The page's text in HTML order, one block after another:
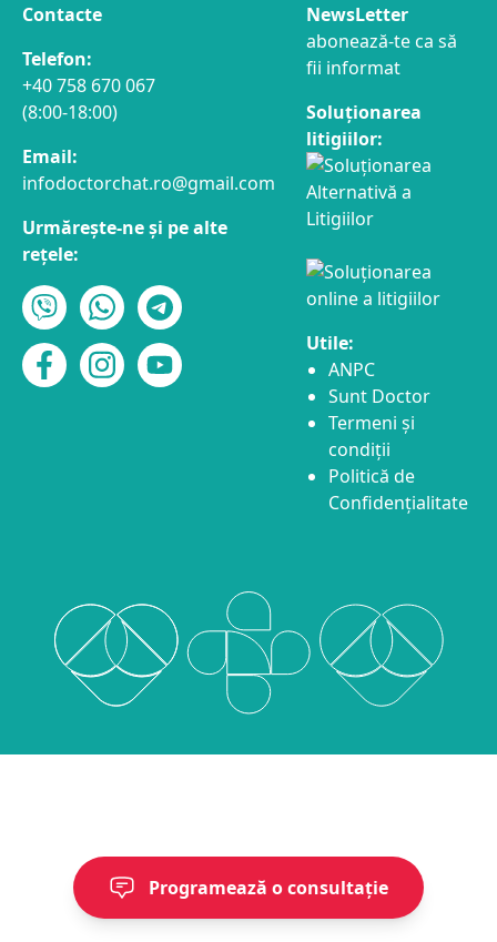
Programează o consultație
Contacte
Telefon:
+40 758 670 067
(8:00-18:00)
Email:
infodoctorchat.ro@gmail.com
Urmărește-ne și pe alte
rețele:
NewsLetter
abonează-te ca să
fii informat
Soluționarea
litigiilor:
Utile:
ANPC
Sunt Doctor
Termeni și
condiții
Politică de
Confidențialitate